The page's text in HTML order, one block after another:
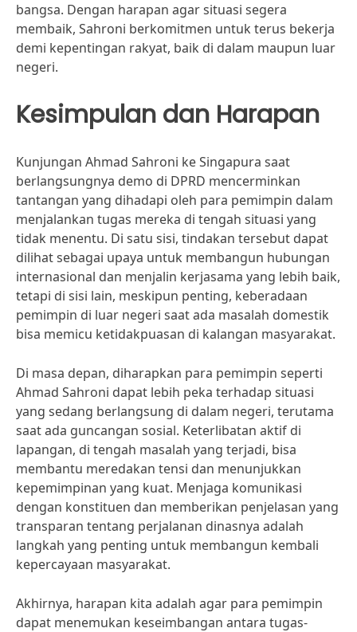
bangsa. Dengan harapan agar situasi segera
membaik, Sahroni berkomitmen untuk terus bekerja
demi kepentingan rakyat, baik di dalam maupun luar
negeri.
Kesimpulan dan Harapan
Kunjungan Ahmad Sahroni ke Singapura saat
berlangsungnya demo di DPRD mencerminkan
tantangan yang dihadapi oleh para pemimpin dalam
menjalankan tugas mereka di tengah situasi yang
tidak menentu. Di satu sisi, tindakan tersebut dapat
dilihat sebagai upaya untuk membangun hubungan
internasional dan menjalin kerjasama yang lebih baik,
tetapi di sisi lain, meskipun penting, keberadaan
pemimpin di luar negeri saat ada masalah domestik
bisa memicu ketidakpuasan di kalangan masyarakat.
Di masa depan, diharapkan para pemimpin seperti
Ahmad Sahroni dapat lebih peka terhadap situasi
yang sedang berlangsung di dalam negeri, terutama
saat ada guncangan sosial. Keterlibatan aktif di
lapangan, di tengah masalah yang terjadi, bisa
membantu meredakan tensi dan menunjukkan
kepemimpinan yang kuat. Menjaga komunikasi
dengan konstituen dan memberikan penjelasan yang
transparan tentang perjalanan dinasnya adalah
langkah yang penting untuk membangun kembali
kepercayaan masyarakat.
Akhirnya, harapan kita adalah agar para pemimpin
dapat menemukan keseimbangan antara tugas-